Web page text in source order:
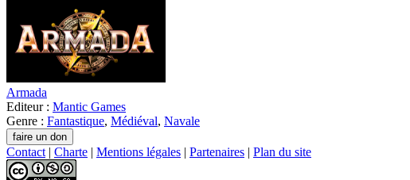
Armada
Editeur : Mantic Games
Genre : Fantastique, Médiéval, Navale
Contact | Charte | Mentions légales | Partenaires | Plan du site